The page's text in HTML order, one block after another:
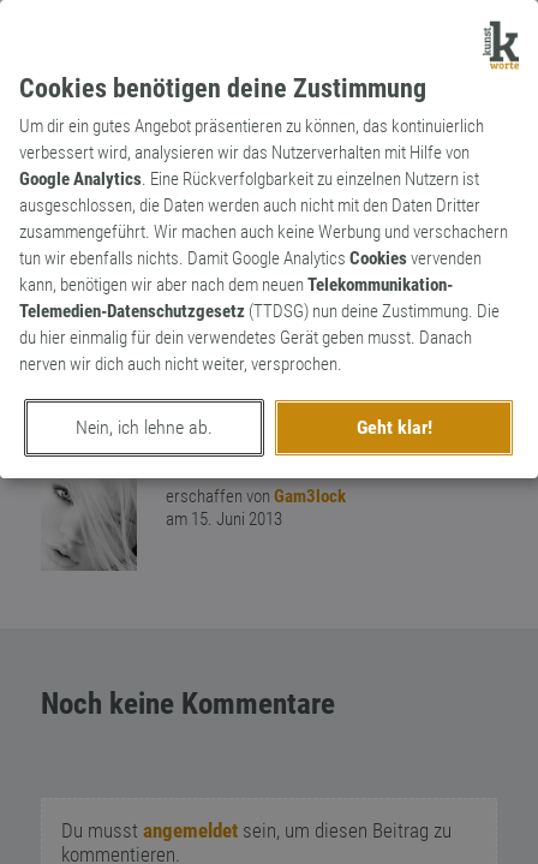
Cookies benötigen deine Zustimmung
Um dir ein gutes Angebot präsentieren zu können, das kontinuierlich
verbessert wird, analysieren wir das Nutzerverhalten mit Hilfe von
Google Analytics. Eine Rückverfolgbarkeit zu einzelnen Nutzern ist
ausgeschlossen, die Daten werden auch nicht mit den Daten Dritter
zusammengeführt. Wir machen auch keine Werbung und verschachern
tun wir ebenfalls nichts. Damit Google Analytics Cookiesvervenden
kann, benötigen wir aber nach dem neuenTelekommunikation-
Telemedien-Datenschutzgesetz (TTDSG) nun deine Zustimmung. Die
du hier einmalig für dein verwendetes Gerät geben musst. Danach
nerven wir dich auch nicht weiter, versprochen.
Nein, ich lehne ab. Geht klar!
Markenname
Substantiv
Persil
Der Klassiker schlechthin! Abgeleitet aus
den Bestandteilen Perborat und Silikat.
Das Kunstwort rockt so dermaßen, dass
ist. Der Persilschein!
erschaffen von Gam3lock
am 15. Juni 2013
Noch keine Kommentare
Du musst angemeldetsein, um diesen Beitrag zu
kommentieren.